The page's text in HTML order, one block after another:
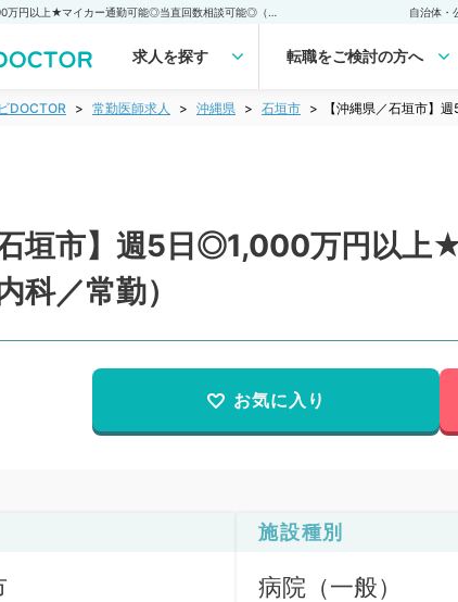
自治体・
求人を探す 転職をご検討の方へ
DOCTOR 常勤医師求人 沖縄県 石垣市 【沖縄県／石垣市】
石垣市】週5日◎1,000万円以
／常勤）
お気に入り
施設種別
病院（一般）